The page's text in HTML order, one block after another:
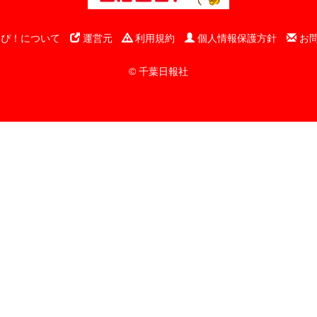
！について 運営元 利用規約 個人情報保護方針 お
© 千葉日報社